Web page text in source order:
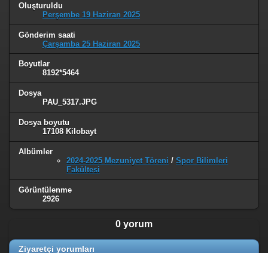
Oluşturuldu
Perşembe 19 Haziran 2025
Gönderim saati
Çarşamba 25 Haziran 2025
Boyutlar
8192*5464
Dosya
PAU_5317.JPG
Dosya boyutu
17108 Kilobayt
Albümler
2024-2025 Mezuniyet Töreni / Spor Bilimleri
Fakültesi
Görüntülenme
2926
0 yorum
Ziyaretçi yorumları